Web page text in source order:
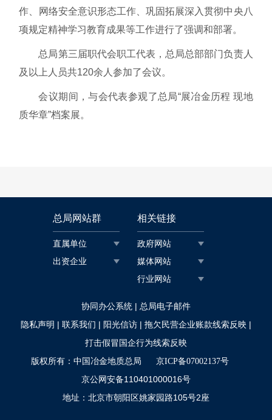
作、网络安全意识形态工作、巩固拓展深入贯彻中央八
项规定精神学习教育成果等工作进行了强调和部署。
总局第三届职代会职工代表，总局总部部门负责人
及以上人员共120余人参加了会议。
会议期间，与会代表参观了总局“展冶金历程 现地
质华章”档案展。
总局网站群
直属单位
出资企业
相关链接
政府网站
媒体网站
行业网站
协同办公系统 | 总局电子邮件
隐私声明 | 联系我们 | 阳光信访 | 拖欠民营企业账款线索反映 |
打击假冒国企行为线索反映
版权所有：中国冶金地质总局 京ICP备07002137号
京公网安备110401000016号
地址：北京市朝阳区姚家园路105号2座